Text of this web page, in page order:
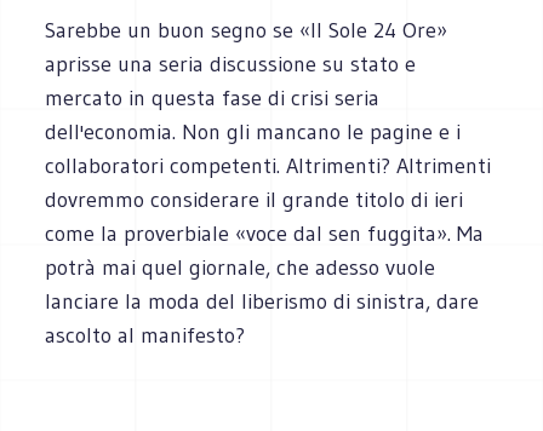
Sarebbe un buon segno se «Il Sole 24 Ore»
aprisse una seria discussione su stato e
mercato in questa fase di crisi seria
dell'economia. Non gli mancano le pagine e i
collaboratori competenti. Altrimenti? Altrimenti
dovremmo considerare il grande titolo di ieri
come la proverbiale «voce dal sen fuggita». Ma
potrà mai quel giornale, che adesso vuole
lanciare la moda del liberismo di sinistra, dare
ascolto al manifesto?